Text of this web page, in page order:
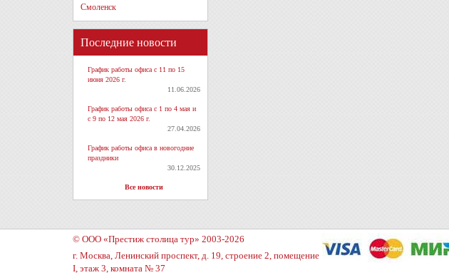
Смоленск
Последние новости
График работы офиса с 11 по 15
июня 2026 г.
11.06.2026
График работы офиса с 1 по 4 мая и
с 9 по 12 мая 2026 г.
27.04.2026
График работы офиса в новогодние
праздники
30.12.2025
Все новости
© ООО «Престиж столица тур» 2003-2026
г. Москва, Ленинский проспект, д. 19, строение 2, помещение
I, этаж 3, комната № 37